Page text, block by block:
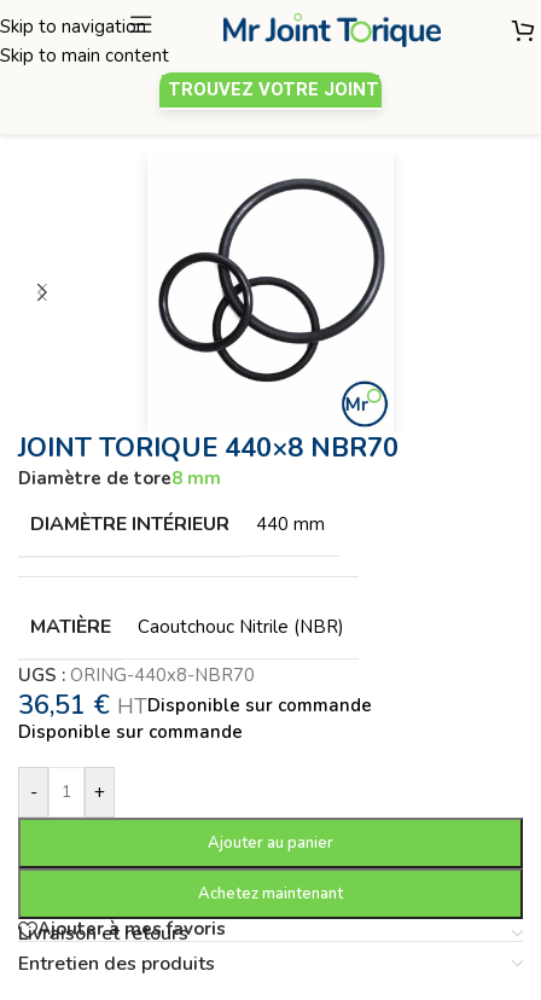
Skip to navigation
Skip to main content
TROUVEZ VOTRE JOINT
JOINT TORIQUE 440×8 NBR70
Diamètre de tore8 mm
DIAMÈTRE INTÉRIEUR 440 mm
MATIÈRE
Caoutchouc Nitrile (NBR)
UGS : ORING-440x8-NBR70
36,51 € HTDisponible sur commande
Disponible sur commande
- +
Ajouter au panier
Achetez maintenant
Ajouter à mes favoris
Livraison et retours
Entretien des produits